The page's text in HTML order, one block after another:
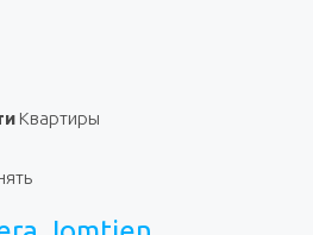
Квартиры